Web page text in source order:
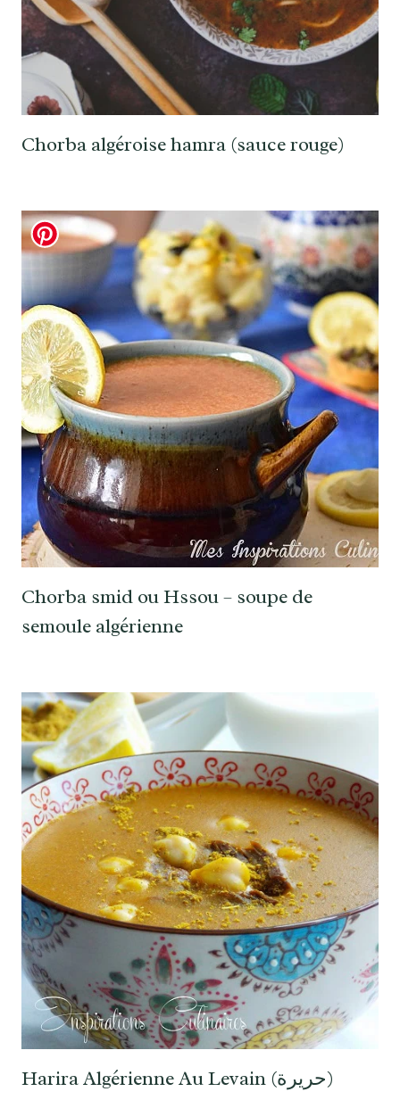
Chorba algéroise hamra (sauce rouge)
Chorba smid ou Hssou – soupe de
semoule algérienne
Harira Algérienne Au Levain (حريرة)